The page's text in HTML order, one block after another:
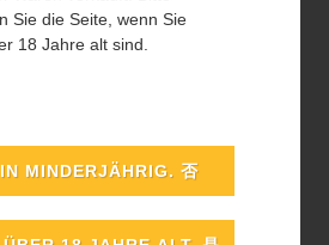
Sie die Seite, wenn Sie
18 Jahre alt sind.